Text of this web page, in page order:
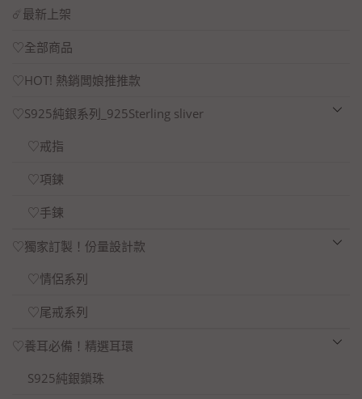
☄️最新上架
♡全部商品
♡HOT! 熱銷闆娘推推款
♡S925純銀系列_925Sterling sliver
♡戒指
♡項鍊
♡手鍊
♡獨家訂製！份量設計款
♡情侶系列
♡尾戒系列
♡養耳必備！精選耳環
S925純銀鎖珠